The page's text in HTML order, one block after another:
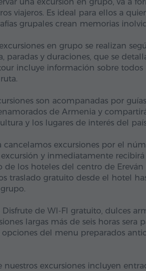
viajeros. Es ideal para ellos a
grupales crean memorias
en grupo se realizan
paradas y duraciones, que se
incluye información sobre todos
son acompanadas por
de Armenia y
y los lugares de interés del
cancelamos excursiones por el
y inmediatamente
de los hoteles del centro de
traslado gratuito desde el hotel
Disfrute de WI-FI gratuito, dulces
largas más de seis horas sera
del menu preparados
nuestros excursiones incluyen